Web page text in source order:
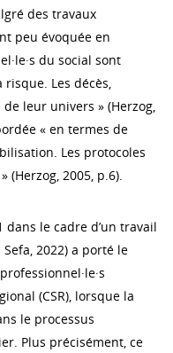
des travaux
peu évoquée en
du social sont
risque. Les décès,
leur univers » (Herzog,
« en termes de
Les protocoles
(Herzog, 2005, p.6).
le cadre d’un travail
2022) a porté le
(CSR), lorsque la
le processus
Plus précisément, ce